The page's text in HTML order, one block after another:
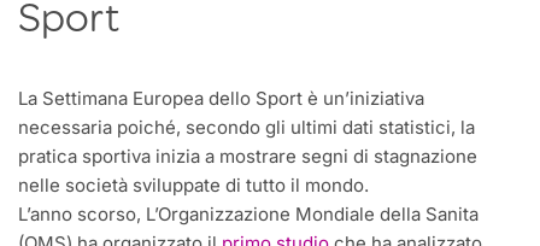
Sport
La Settimana Europea dello Sport è un’iniziativa
necessaria poiché, secondo gli ultimi dati statistici, la
pratica sportiva inizia a mostrare segni di stagnazione
nelle società sviluppate di tutto il mondo.
L’anno scorso, L’Organizzazione Mondiale della Sanita